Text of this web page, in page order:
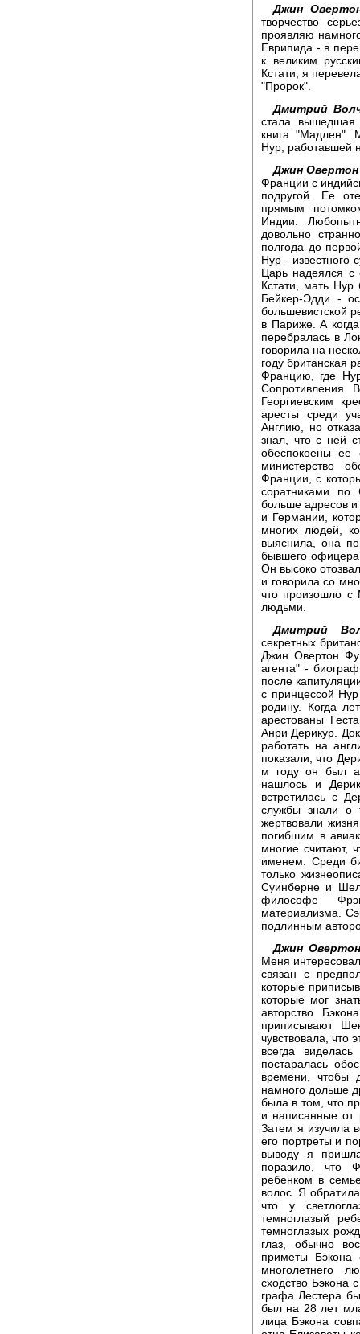
Джин
творчество
проявляю
Еврипида - в
к великим
Кстати, я
"Пророк".
Дмитрий
стала вышедшая
книга "Мадлен".
Нур, работавшей
Джин
Франции с
подругой. Ее
прямым
Индии.
довольно
полгода до
Нур - известного
Царь надеялся с
Кстати, мать
Бейкер-Эдди -
большевистской
в Париже. А
перебралась в
говорила на
году британская
Францию, где
Сопротивления.
Георгиевским
аресты среди
Англию, но
знал, что с ней
обеспокоены ее
министерство
Франции, с
соратниками
больше адресов
и Германии,
многих людей,
выяснила, она
бывшего офицера
Он высоко
и говорила со
что произошло с
людьми.
Дмитрий
секретных
Джин Овертон
агента" -
после
с принцессой
родину. Когда
арестованы
Анри Дерикур.
работать на
показали, что
м году он был
нашлось и
встретилась с
службы знали о
жертвовали
погибшим в
многие считают,
именем. Среди
только
Суинберне и
философе
материализма.
подлинным
Джин
Меня
связан с
которые
которые мог
авторство
приписывают
чувствовала, что
всегда
постаралась
времени, чтобы
намного дольше
была в том, что
и написанные от
Затем я изучила
его портреты и
выводу я
поразило, что
ребенком в
волос. Я
что у
темноглазый
темноглазых
глаз, обычно
приметы
многолетнего
сходство Бэкона
графа Лестера
был на 28 лет
лица Бэкона